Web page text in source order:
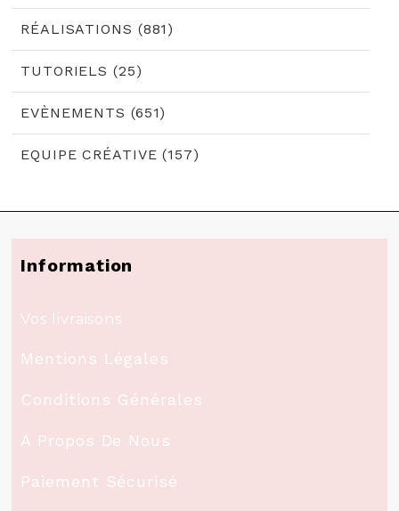
RÉALISATIONS (881)
TUTORIELS (25)
EVÈNEMENTS (651)
EQUIPE CRÉATIVE (157)
Information
Vos livraisons
Mentions Légales
Conditions Générales
A Propos De Nous
Paiement Sécurisé